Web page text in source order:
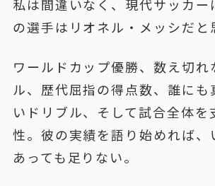
私は間違いなく、現代サッカー
の選手はリオネル・メッシだと
ワールドカップ優勝、数え切れ
ル、歴代屈指の得点数、誰にも
いドリブル、そして試合全体を
性。彼の実績を語り始めれば、
あっても足りない。